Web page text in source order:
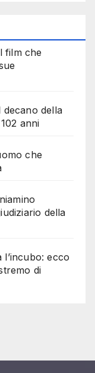
film che
della
anni
che
della
l’incubo: ecco
di